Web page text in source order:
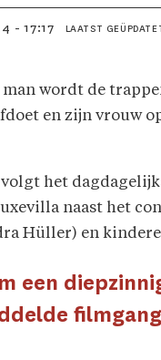
- 17:17 LAATST
wordt de
en zijn vrouw
volgt het
naast het
Hüller) en
een